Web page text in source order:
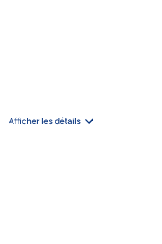
Afficher les détails